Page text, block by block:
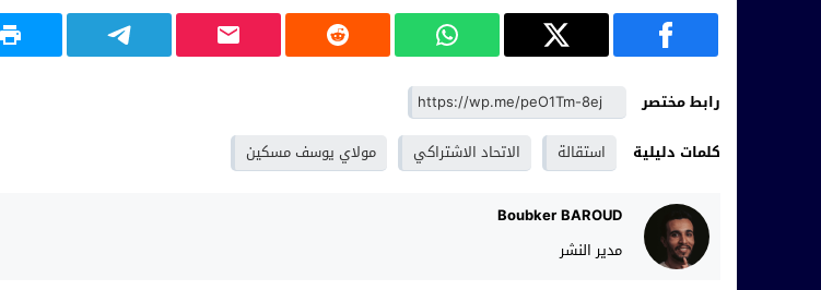
رابط مختصر
كلمات دليلية
استقالة الاتحاد الاشتراكي مولاي يوسف مسكين
Boubker BAROUD
مدير النشر